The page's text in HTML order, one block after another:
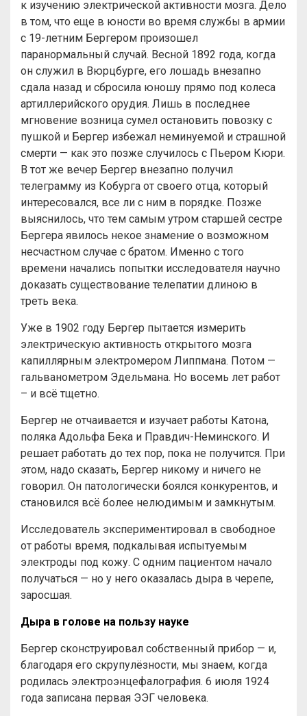
к изучению электрической активности мозга. Дело
в том, что еще в юности во время службы в армии
с 19-летним Бергером произошел
паранормальный случай. Весной 1892 года, когда
он служил в Вюрцбурге, его лошадь внезапно
сдала назад и сбросила юношу прямо под колеса
артиллерийского орудия. Лишь в последнее
мгновение возница сумел остановить повозку с
пушкой и Бергер избежал неминуемой и страшной
смерти — как это позже случилось с Пьером Кюри.
В тот же вечер Бергер внезапно получил
телеграмму из Кобурга от своего отца, который
интересовался, все ли с ним в порядке. Позже
выяснилось, что тем самым утром старшей сестре
Бергера явилось некое знамение о возможном
несчастном случае с братом. Именно с того
времени начались попытки исследователя научно
доказать существование телепатии длиною в
треть века.
Уже в 1902 году Бергер пытается измерить
электрическую активность открытого мозга
капиллярным электромером Липпмана. Потом —
гальванометром Эдельмана. Но восемь лет работ
– и всё тщетно.
Бергер не отчаивается и изучает работы Катона,
поляка Адольфа Бека и Правдич-Неминского. И
решает работать до тех пор, пока не получится. При
этом, надо сказать, Бергер никому и ничего не
говорил. Он патологически боялся конкурентов, и
становился всё более нелюдимым и замкнутым.
Исследователь экспериментировал в свободное
от работы время, подкалывая испытуемым
электроды под кожу. С одним пациентом начало
получаться — но у него оказалась дыра в черепе,
заросшая.
Дыра в голове на пользу науке
Бергер сконструировал собственный прибор — и,
благодаря его скрупулёзности, мы знаем, когда
родилась электроэнцефалография. 6 июля 1924
года записана первая ЭЭГ человека.